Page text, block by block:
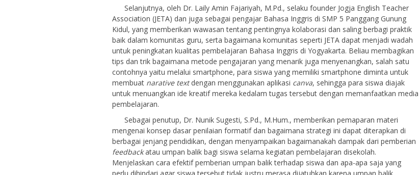
Selanjutnya, oleh Dr. Laily Amin Fajariyah, M.Pd., selaku founder Jogja English Teacher
Association (JETA) dan juga sebagai pengajar Bahasa Inggris di SMP 5 Panggang Gunung
Kidul, yang memberikan wawasan tentang pentingnya kolaborasi dan saling berbagi praktik
baik dalam komunitas guru, serta bagaimana komunitas seperti JETA dapat menjadi wadah
untuk peningkatan kualitas pembelajaran Bahasa Inggris di Yogyakarta. Beliau membagikan
tips dan trik bagaimana metode pengajaran yang menarik juga menyenangkan, salah satu
contohnya yaitu melalui smartphone, para siswa yang memiliki smartphone diminta untuk
membuat narative textdengan menggunakan aplikasi canva, sehingga para siswa diajak
untuk menuangkan ide kreatif mereka kedalam tugas tersebut dengan memanfaatkan media
pembelajaran.
Sebagai penutup, Dr. Nunik Sugesti, S.Pd., M.Hum., memberikan pemaparan materi
mengenai konsep dasar penilaian formatif dan bagaimana strategi ini dapat diterapkan di
berbagai jenjang pendidikan, dengan menyampaikan bagaimanakah dampak dari pemberian
feedbackatau umpan balik bagi siswa selama kegiatan pembelajaran disekolah.
Menjelaskan cara efektif pemberian umpan balik terhadap siswa dan apa-apa saja yang